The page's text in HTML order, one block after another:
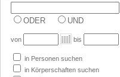
ODER UND
von bis
in Personen suchen
in Körperschaften suchen